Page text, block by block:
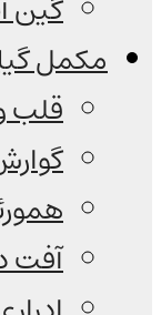
گین
مکمل
قلب
آفت